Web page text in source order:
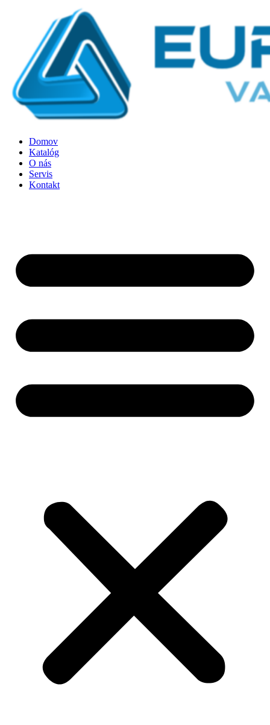
Domov
Katalóg
O nás
Servis
Kontakt